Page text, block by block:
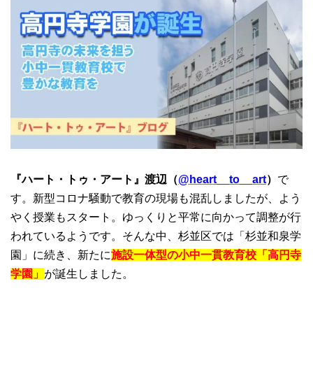
『ハート・トゥ・アート』渡辺（@heart__to__art） で
す。新型コロナ騒動で教育の現場も混乱しましたが、よう
やく授業もスタート。ゆっくりと平常に向かって調整が行
われているようです。そんな中、杉並区では「杉並和泉学
園」に続き、新たに施設一体型の小中一貫教育校「高円寺
学園」 が誕生しました。